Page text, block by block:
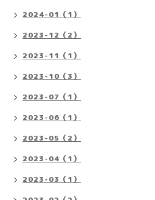
2024-01（1）
2023-12（2）
2023-11（1）
2023-10（3）
2023-07（1）
2023-06（1）
2023-05（2）
2023-04（1）
2023-03（1）